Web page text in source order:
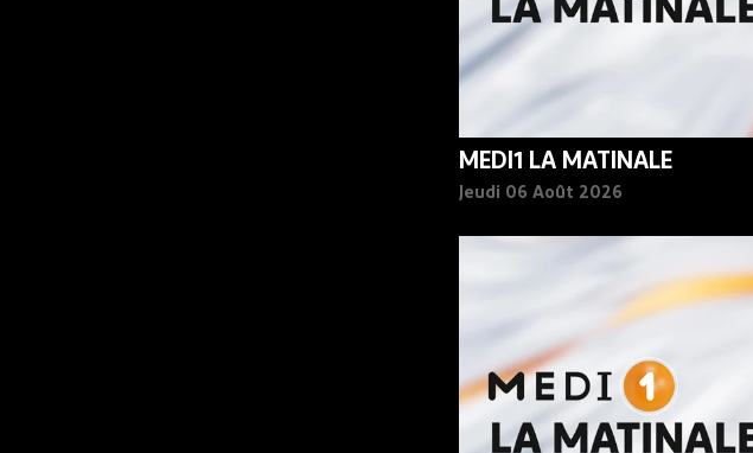
MEDI1 LA MATINALE
Jeudi 06 Août 2026